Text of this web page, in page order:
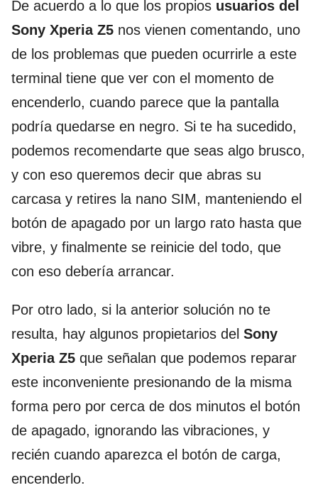
De acuerdo a lo que los propios usuarios del
Sony Xperia Z5 nos vienen comentando, uno
de los problemas que pueden ocurrirle a este
terminal tiene que ver con el momento de
encenderlo, cuando parece que la pantalla
podría quedarse en negro. Si te ha sucedido,
podemos recomendarte que seas algo brusco,
y con eso queremos decir que abras su
carcasa y retires la nano SIM, manteniendo el
botón de apagado por un largo rato hasta que
vibre, y finalmente se reinicie del todo, que
con eso debería arrancar.
Por otro lado, si la anterior solución no te
resulta, hay algunos propietarios del Sony
Xperia Z5 que señalan que podemos reparar
este inconveniente presionando de la misma
forma pero por cerca de dos minutos el botón
de apagado, ignorando las vibraciones, y
recién cuando aparezca el botón de carga,
encenderlo.